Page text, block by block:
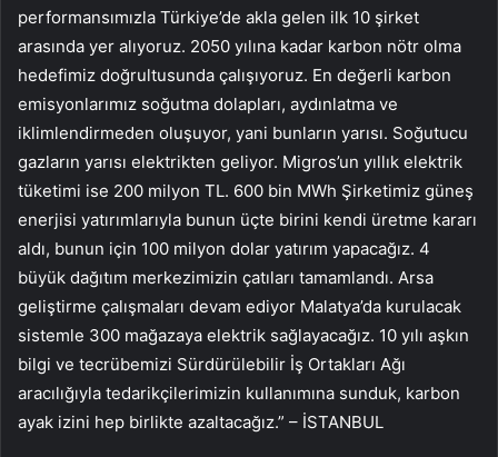
performansımızla Türkiye’de akla gelen ilk 10 şirket
arasında yer alıyoruz. 2050 yılına kadar karbon nötr olma
hedefimiz doğrultusunda çalışıyoruz. En değerli karbon
emisyonlarımız soğutma dolapları, aydınlatma ve
iklimlendirmeden oluşuyor, yani bunların yarısı. Soğutucu
gazların yarısı elektrikten geliyor. Migros’un yıllık elektrik
tüketimi ise 200 milyon TL. 600 bin MWh Şirketimiz güneş
enerjisi yatırımlarıyla bunun üçte birini kendi üretme kararı
aldı, bunun için 100 milyon dolar yatırım yapacağız. 4
büyük dağıtım merkezimizin çatıları tamamlandı. Arsa
geliştirme çalışmaları devam ediyor Malatya’da kurulacak
sistemle 300 mağazaya elektrik sağlayacağız. 10 yılı aşkın
bilgi ve tecrübemizi Sürdürülebilir İş Ortakları Ağı
aracılığıyla tedarikçilerimizin kullanımına sunduk, karbon
ayak izini hep birlikte azaltacağız.” – İSTANBUL